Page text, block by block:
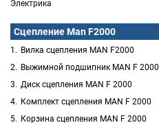
Электрика
Сцепление Man F2000
Вилка сцепления MAN F2000
Выжимной подшипник MAN F 2000
Диск сцепления MAN F 2000
Комплект сцепления MAN F 2000
Корзина сцепления MAN F 2000